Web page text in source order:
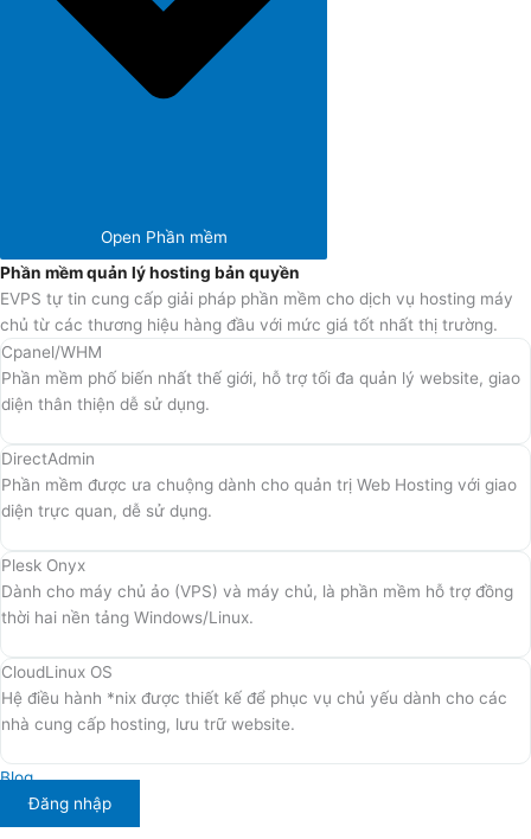
Open Phần mềm
Phần mềm quản lý hosting bản quyền
EVPS tự tin cung cấp giải pháp phần mềm cho dịch vụ hosting máy
chủ từ các thương hiệu hàng đầu với mức giá tốt nhất thị trường.
Cpanel/WHM
Phần mềm phố biến nhất thế giới, hỗ trợ tối đa quản lý website, giao
diện thân thiện dễ sử dụng.
DirectAdmin
Phần mềm được ưa chuộng dành cho quản trị Web Hosting với giao
diện trực quan, dễ sử dụng.
Plesk Onyx
Dành cho máy chủ ảo (VPS) và máy chủ, là phần mềm hỗ trợ đồng
thời hai nền tảng Windows/Linux.
CloudLinux OS
Hệ điều hành *nix được thiết kế để phục vụ chủ yếu dành cho các
nhà cung cấp hosting, lưu trữ website.
Blog
Đăng nhập